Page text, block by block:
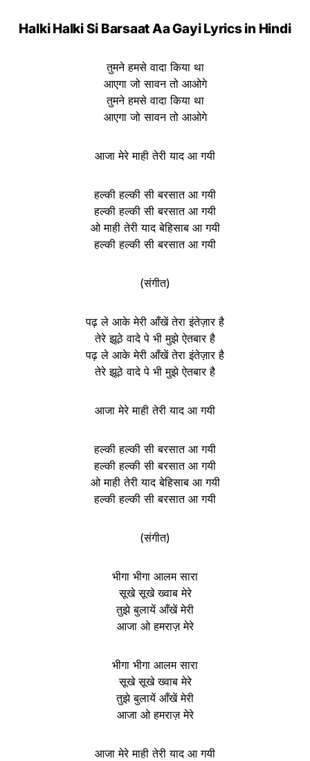
Halki Halki Si Barsaat Aa Gayi Lyrics in Hindi
तुमने हमसे वादा किया था
आएगा जो सावन तो आओगे
तुमने हमसे वादा किया था
आएगा जो सावन तो आओगे
आजा मेरे माही तेरी याद आ गयी
हल्की हल्की सी बरसात आ गयी
हल्की हल्की सी बरसात आ गयी
ओ माही तेरी याद बेहिसाब आ गयी
हल्की हल्की सी बरसात आ गयी
(संगीत)
पढ़ ले आके मेरी आँखें तेरा इंतेज़ार है
तेरे झूठे वादे पे भी मुझे ऐतबार है
पढ़ ले आके मेरी आँखें तेरा इंतेज़ार है
तेरे झूठे वादे पे भी मुझे ऐतबार है
आजा मेरे माही तेरी याद आ गयी
हल्की हल्की सी बरसात आ गयी
हल्की हल्की सी बरसात आ गयी
ओ माही तेरी याद बेहिसाब आ गयी
हल्की हल्की सी बरसात आ गयी
(संगीत)
भीगा भीगा आलम सारा
सूखे सूखे ख्वाब मेरे
तुझे बुलायें आँखें मेरी
आजा ओ हमराज़ मेरे
भीगा भीगा आलम सारा
सूखे सूखे ख्वाब मेरे
तुझे बुलायें आँखें मेरी
आजा ओ हमराज़ मेरे
आजा मेरे माही तेरी याद आ गयी